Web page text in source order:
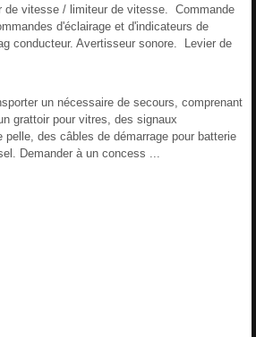
de vitesse / limiteur de vitesse. Commande
d'éclairage et d'indicateurs de
conducteur. Avertisseur sonore. Levier de
un nécessaire de secours, comprenant
grattoir pour vitres, des signaux
pelle, des câbles de démarrage pour batterie
Demander à un concess ...